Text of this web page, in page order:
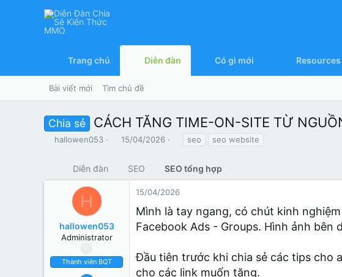
Trang chủ Diễn đàn Có gì mới Resources
Bài viết mới Tìm chủ đề
Chia sẻ CÁCH TĂNG TIME-ON-SITE TỪ
T
a
e
r
hallowen053
N
g
15/04/2026
h
ó
seo seo website
Diễn đàn SEO SEO tổng hợp
H
hallowen053
Administrator
Thành viên BQT
15/04/2026
Mình là tay ngang, có chút kinh
Facebook Ads - Groups. Hình ảnh bên
Đầu tiên trước khi chia sẻ các tips cho
cho các link muốn tăng.